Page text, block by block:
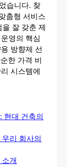
습니다. 찾
춤형 서비스
잘 갖춘 제
영의 핵심
방향제 선
한 가격 비
시스템에
현대 건축의
리 회사의
개